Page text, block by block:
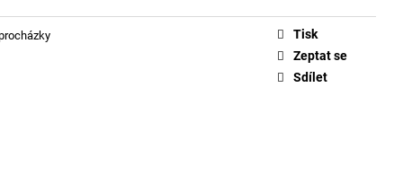
Tisk
Zeptat se
Sdílet
A2: TŘEBÍČ
A KŘÍŽEM